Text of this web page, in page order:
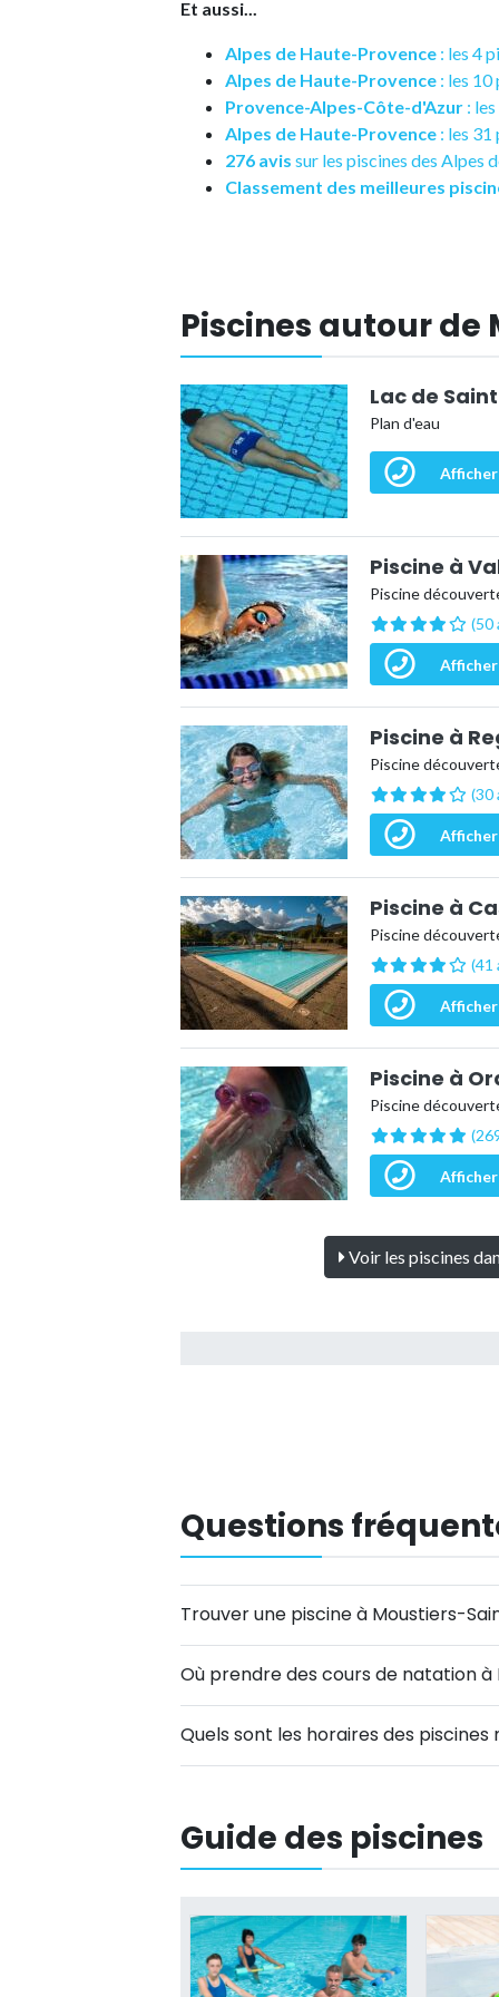
Et aussi...
Alpes de Haute-Provence : les 4
Alpes de Haute-Provence : les
Provence-Alpes-Côte-d'Azur :
Alpes de Haute-Provence : les 31
276 avis sur les piscines des Alpes
Classement des meilleures
Piscines autour
Lac de
Plan d'eau
Piscine à
Piscine
(50
Piscine à
Piscine
(30
Piscine à
Piscine
(41
Piscine à
Piscine
Voir les piscines
Questions
Trouver une piscine à Moustiers-
Où prendre des cours de natation
Quels sont les horaires des
Guide des piscines